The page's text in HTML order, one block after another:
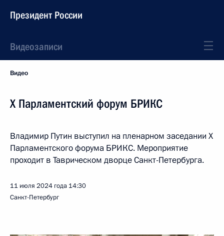
Президент России
Видеозаписи
Видео
X Парламентский форум БРИКС
Владимир Путин выступил на пленарном заседании Х
Парламентского форума БРИКС. Мероприятие
проходит в Таврическом дворце Санкт-Петербурга.
11 июля 2024 года 14:30
Санкт-Петербург